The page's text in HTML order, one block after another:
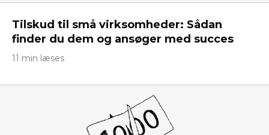
Tilskud til små virksomheder: Sådan
finder du dem og ansøger med succes
11 min læses